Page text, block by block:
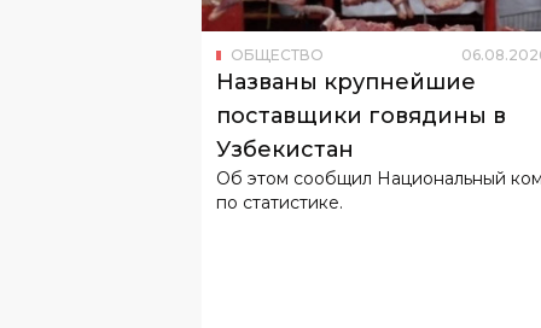
поставщики говядины в
Узбекистан
Об этом сообщил Национальный